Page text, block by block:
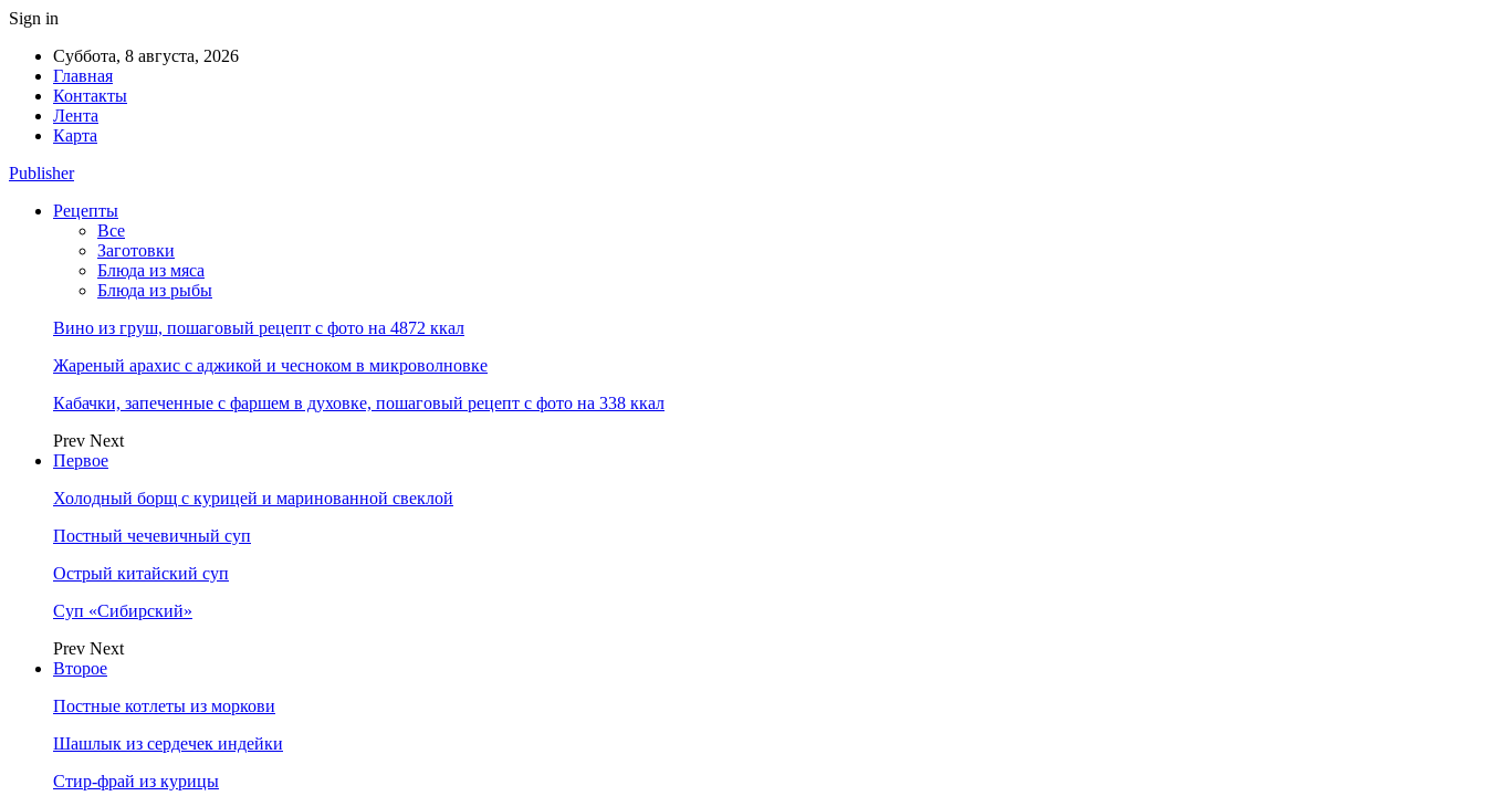
Sign in
Суббота, 8 августа, 2026
Главная
Контакты
Лента
Карта
Publisher
Рецепты
Все
Заготовки
Блюда из мяса
Блюда из рыбы
Вино из груш, пошаговый рецепт с фото на 4872 ккал
Жареный арахис с аджикой и чесноком в микроволновке
Кабачки, запеченные с фаршем в духовке, пошаговый рецепт с фото на 338 ккал
Prev Next
Первое
Холодный борщ с курицей и маринованной свеклой
Постный чечевичный суп
Острый китайский суп
Суп «Сибирский»
Prev Next
Второе
Постные котлеты из моркови
Шашлык из сердечек индейки
Стир-фрай из курицы